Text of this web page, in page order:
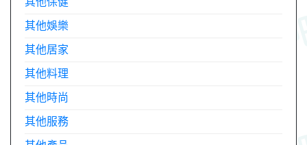
其他娛樂
其他居家
其他料理
其他時尚
其他服務